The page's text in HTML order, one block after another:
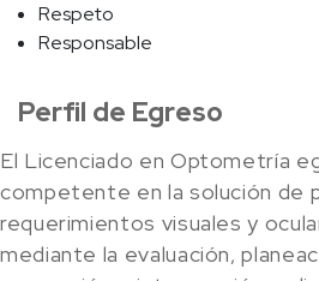
Respeto
Responsable
Perfil de Egreso
El Licenciado en Optometría
competente en la solución de
requerimientos visuales y
mediante la evaluación,